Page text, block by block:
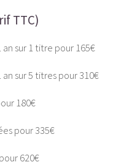
TTC)
sur 1 titre pour 165€
sur 5 titres pour 310€
180€
pour 335€
620€